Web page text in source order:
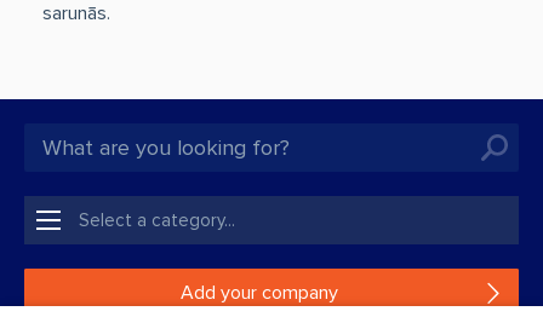
sarunās.
Add your company